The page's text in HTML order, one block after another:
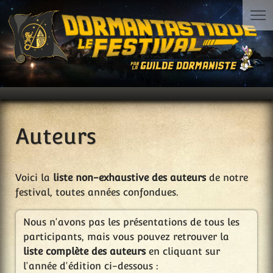
Auteurs
Voici la liste non-exhaustive des auteursde notre
festival, toutes années confondues.
Nous n'avons pas les présentations de tous les
participants, mais vous pouvez retrouver la
liste complète des auteursen cliquant sur
l'année d'édition ci-dessous :